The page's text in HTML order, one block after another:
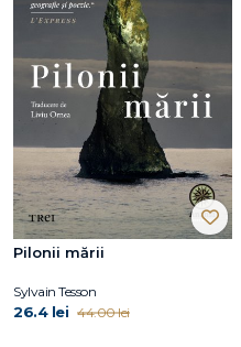
Pilonii mării
Sylvain Tesson
26.4 lei 44.00 lei